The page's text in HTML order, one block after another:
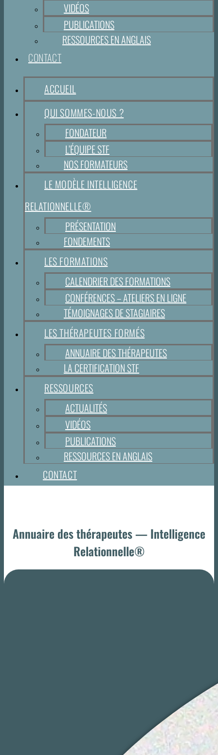
VIDÉOS
PUBLICATIONS
RESSOURCES EN ANGLAIS
CONTACT
ACCUEIL
QUI SOMMES-NOUS ?
FONDATEUR
L’ÉQUIPE STF
NOS FORMATEURS
LE MODÈLE INTELLIGENCE
RELATIONNELLE®
PRÉSENTATION
FONDEMENTS
LES FORMATIONS
CALENDRIER DES FORMATIONS
CONFÉRENCES – ATELIERS EN LIGNE
TÉMOIGNAGES DE STAGIAIRES
LES THÉRAPEUTES FORMÉS
ANNUAIRE DES THÉRAPEUTES
LA CERTIFICATION STF
RESSOURCES
ACTUALITÉS
VIDÉOS
PUBLICATIONS
RESSOURCES EN ANGLAIS
CONTACT
Annuaire des thérapeutes — Intelligence
Relationnelle®